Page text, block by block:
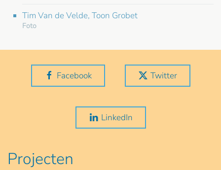
Tim Van de Velde, Toon Grobet
Foto
Facebook Twitter
LinkedIn
Projecten